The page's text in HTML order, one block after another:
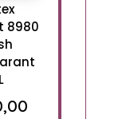
8980